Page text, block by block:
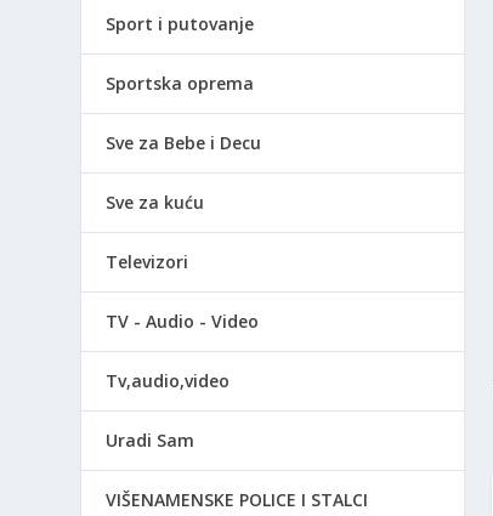
Sport i putovanje
Sportska oprema
Sve za Bebe i Decu
Sve za kuću
Televizori
TV - Audio - Video
Tv,audio,video
Uradi Sam
VIŠENAMENSKE POLICE I STALCI